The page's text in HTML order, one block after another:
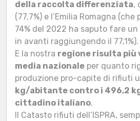
della raccolta differenziata,
(77,7%) e l’Emilia Romagna (che
74% del 2022 ha saputo fare
in avanti raggiungendo il 77,1%).
E la nostra regione risulta più
media nazionale per quanto
produzione pro-capite di rifiuti
kg/abitante contro i 496,2
cittadino italiano.
Il Catasto rifiuti dell’ISPRA,